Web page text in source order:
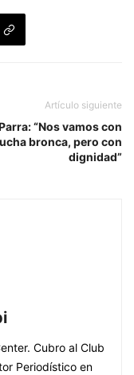
Artículo siguiente
“Nos vamos con
bronca, pero con
dignidad”
Cubro al Club
Periodístico en